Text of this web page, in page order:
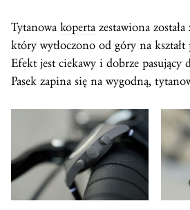
Tytanowa koperta zestawiona
który wytłoczono od góry na kształt
Efekt jest ciekawy i dobrze pasujący
Pasek zapina się na wygodną,